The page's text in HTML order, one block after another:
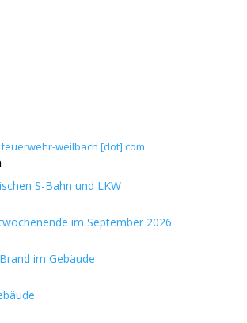
weilbach [dot] com
S-Bahn und LKW
im September 2026
im Gebäude